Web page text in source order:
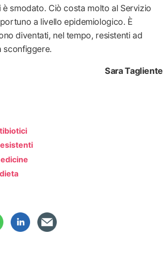
smodato. Ciò costa molto al Servizio
a livello epidemiologico. È
diventati, nel tempo, resistenti ad
sconfiggere.
Sara Tagliente